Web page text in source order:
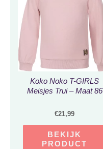
Koko Noko T-GIRLS
Meisjes Trui – Maat 86
€21,99
BEKIJK
PRODUCT